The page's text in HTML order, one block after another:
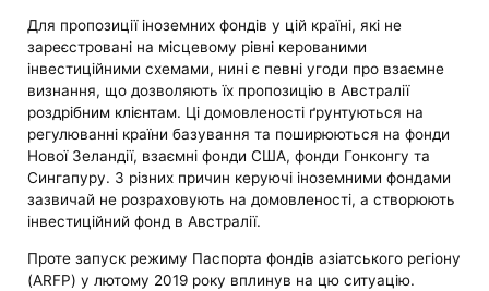
Для пропозиції іноземних фондів у цій країні, які не
зареєстровані на місцевому рівні керованими
інвестиційними схемами, нині є певні угоди про взаємне
визнання, що дозволяють їх пропозицію в Австралії
роздрібним клієнтам. Ці домовленості ґрунтуються на
регулюванні країни базування та поширюються на фонди
Нової Зеландії, взаємні фонди США, фонди Гонконгу та
Сингапуру. З різних причин керуючі іноземними фондами
зазвичай не розраховують на домовленості, а створюють
інвестиційний фонд в Австралії.
Проте запуск режиму Паспорта фондів азіатського регіону
(ARFP) у лютому 2019 року вплинув на цю ситуацію.